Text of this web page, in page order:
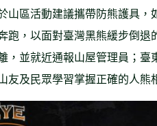
山區活動建議攜帶防熊護具
跑，以面對臺灣黑熊緩步倒
，並就近通報山屋管理員；
友及民眾學習掌握正確的人熊